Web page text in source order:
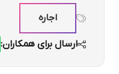
اجاره
ارسال برای همکاران: